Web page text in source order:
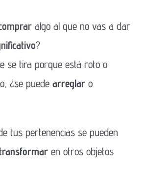
algo al que no vas a dar
?
se tira porque está roto o
¿se puede arreglar o
tus pertenencias se pueden
transformar en otros objetos